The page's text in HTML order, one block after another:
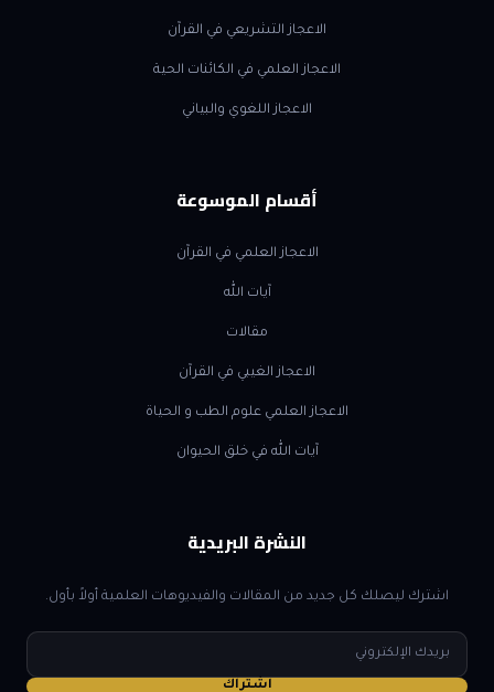
الاعجاز التشريعي في القرآن
الاعجاز العلمي في الكائنات الحية
الاعجاز اللغوي والبياني
أقسام الموسوعة
الاعجاز العلمي في القرآن
آيات الله
مقالات
الاعجاز الغيبي في القرآن
الاعجاز العلمي علوم الطب و الحياة
آيات الله في خلق الحيوان
النشرة البريدية
اشترك ليصلك كل جديد من المقالات والفيديوهات العلمية أولاً بأول.
البريد
الإلكتروني
اشتراك